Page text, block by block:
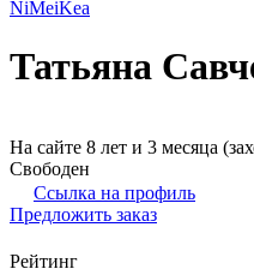
Татьяна
На сайте 8 лет и 3 месяца
Свободен
Ссылка на профиль
Предложить заказ
Рейтинг